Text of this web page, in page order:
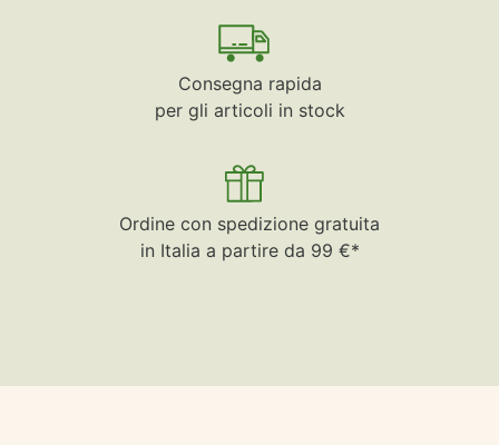
Consegna rapida
per gli articoli in stock
Ordine con spedizione gratuita
in Italia a partire da 99 €*